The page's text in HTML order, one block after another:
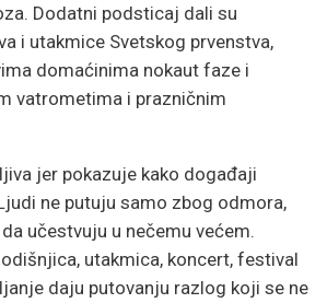
Dodatni podsticaj dali su
i utakmice Svetskog prvenstva,
domaćinima nokaut faze i
vatrometima i prazničnim
jer pokazuje kako događaji
ne putuju samo zbog odmora,
učestvuju u nečemu većem.
utakmica, koncert, festival
daju putovanju razlog koji se ne